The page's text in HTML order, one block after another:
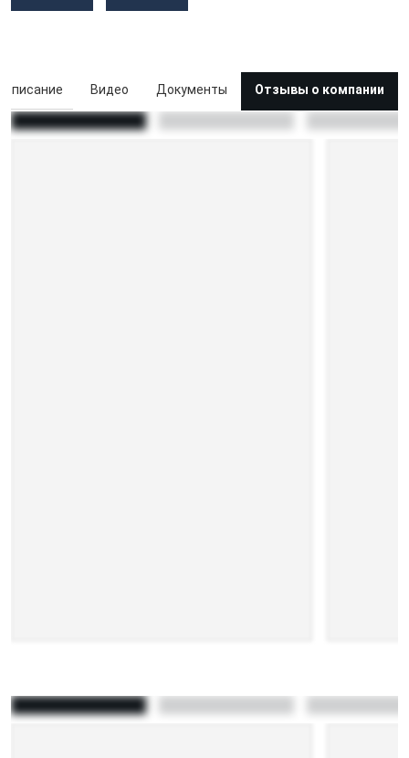
Описание Видео Документы Отзывы о компании